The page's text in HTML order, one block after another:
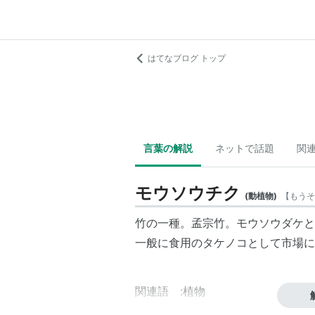
はてなブログ トップ
言葉の解説 ネットで話題 関
モウソウチク (動植物) 【 もう
竹の一種。孟宗竹。モウソウダケ
一般に食用のタケノコとして市場
関連語 :植物